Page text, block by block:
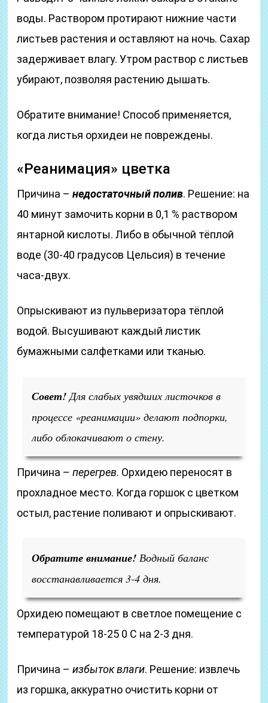
воды. Раствором протирают нижние части
листьев растения и оставляют на ночь. Сахар
задерживает влагу. Утром раствор с листьев
убирают, позволяя растению дышать.
Обратите внимание! Способ применяется,
когда листья орхидеи не повреждены.
«Реанимация» цветка
Причина –недостаточный полив. Решение: на
40 минут замочить корни в 0,1 % раствором
янтарной кислоты. Либо в обычной тёплой
воде (30-40 градусов Цельсия) в течение
часа-двух.
Опрыскивают из пульверизатора тёплой
водой. Высушивают каждый листик
бумажными салфетками или тканью.
Совет!Для слабых увядших листочков в
процессе «реанимации» делают подпорки,
либо облокачивают о стену.
Причина –перегрев. Орхидею переносят в
прохладное место. Когда горшок с цветком
остыл, растение поливают и опрыскивают.
Обратите внимание! Водный баланс
восстанавливается 3-4 дня.
Орхидею помещают в светлое помещение с
температурой 18-25 0 С на 2-3 дня.
Причина –избыток влаги. Решение: извлечь
из горшка, аккуратно очистить корни от